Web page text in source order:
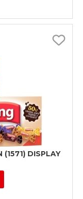
DISPLAY